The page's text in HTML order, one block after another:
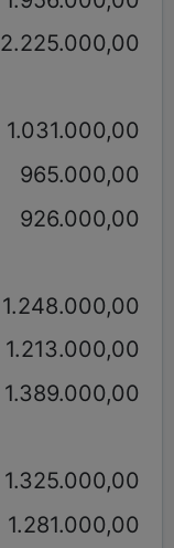
2.225.000,00
1.031.000,00
965.000,00
926.000,00
1.248.000,00
1.213.000,00
1.389.000,00
1.325.000,00
1.281.000,00